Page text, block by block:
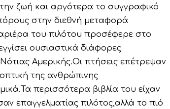
ζωή και αργότερα το συγγραφικό
στην διεθνή μεταφορά
του πιλότου προσέφερε στο
ουσιαστικά διάφορες
Αμερικής.Οι πτήσεις επέτρεψαν
της ανθρώπινης
περισσότερα βιβλία του είχαν
επαγγελματίας πιλότος,αλλά το πιό